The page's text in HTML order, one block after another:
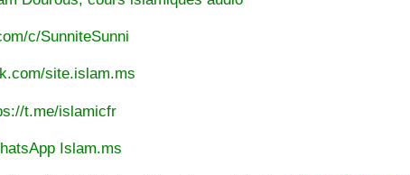
c/SunniteSunni
site.islam.ms
t.me/islamicfr
Islam.ms